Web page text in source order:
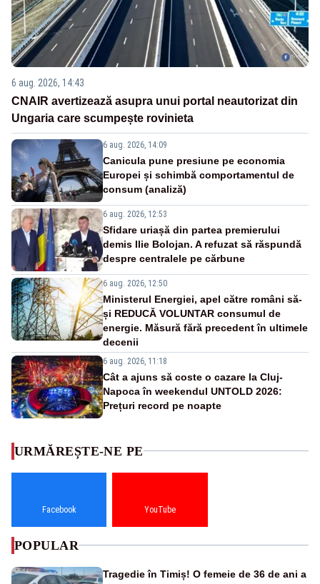
6 aug. 2026, 14:43
CNAIR avertizează asupra unui portal neautorizat din
Ungaria care scumpește rovinieta
6 aug. 2026, 14:09
Canicula pune presiune pe economia
Europei și schimbă comportamentul de
consum (analiză)
6 aug. 2026, 12:53
Sfidare uriașă din partea premierului
demis Ilie Bolojan. A refuzat să răspundă
despre centralele pe cărbune
6 aug. 2026, 12:50
Ministerul Energiei, apel către români să-
și REDUCĂ VOLUNTAR consumul de
energie. Măsură fără precedent în ultimele
decenii
6 aug. 2026, 11:18
Cât a ajuns să coste o cazare la Cluj-
Napoca în weekendul UNTOLD 2026:
Prețuri record pe noapte
URMĂREȘTE-NE PE
Facebook YouTube
POPULAR
Tragedie în Timiș! O femeie de 36 de ani a